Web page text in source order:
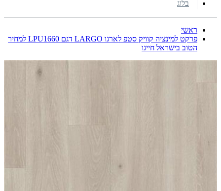
בלוג
ראשי
פרקט למינציה קוויק סטפ לארגו LARGO דגם LPU1660 למחיר
הטוב בישראל חייגו